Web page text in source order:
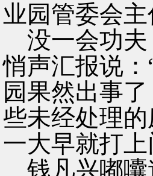
业园管委会主
没一会功夫
悄声汇报说
园果然出事
些未经处理
一大早就打
钱凡兴嘟囔